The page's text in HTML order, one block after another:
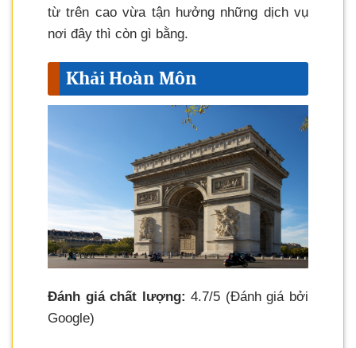
từ trên cao vừa tận hưởng những dịch vụ
nơi đây thì còn gì bằng.
Khải Hoàn Môn
Đánh giá chất lượng: 4.7/5 (Đánh giá bởi
Google)